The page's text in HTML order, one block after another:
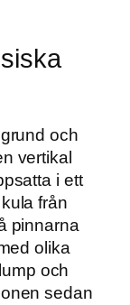
och
vertikal
i ett
från
pinnarna
olika
och
sedan